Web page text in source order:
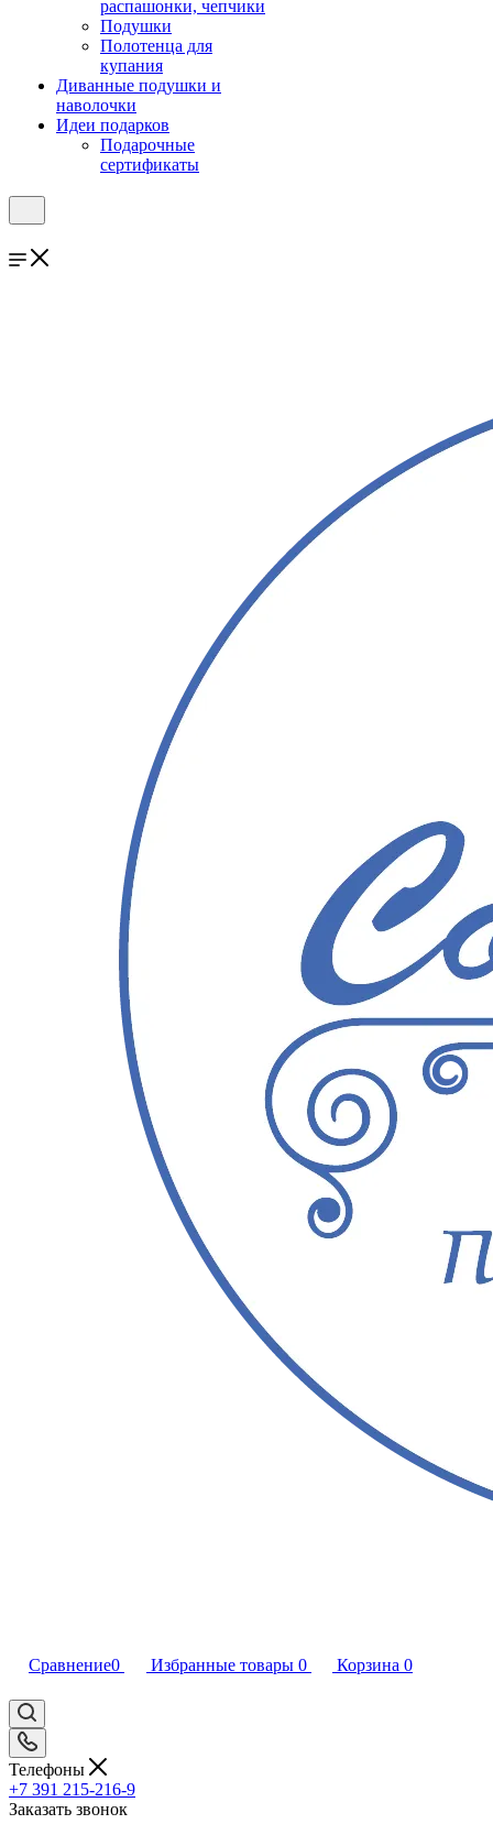
распашонки, чепчики
Подушки
Полотенца для
купания
Диванные подушки и
наволочки
Идеи подарков
Подарочные
сертификаты
Сравнение0 Избранные товары 0 Корзина 0
Телефоны
+7 391 215-216-9
Заказать звонок